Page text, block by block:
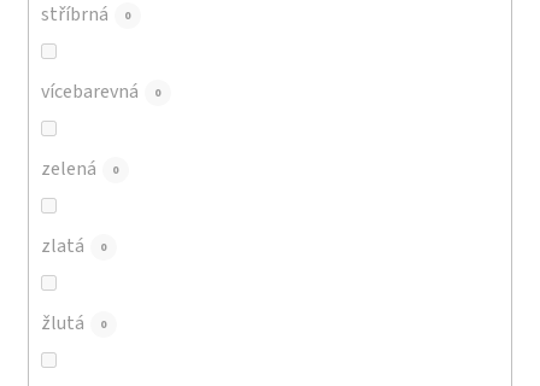
stříbrná 0
vícebarevná 0
zelená 0
zlatá 0
žlutá 0